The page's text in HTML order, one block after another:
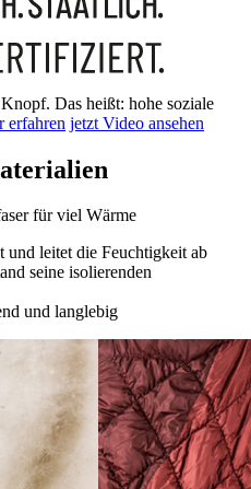
Das heißt: hohe soziale
erfahren jetzt Video ansehen
für viel Wärme
und leitet die Feuchtigkeit ab
seine isolierenden
und langlebig